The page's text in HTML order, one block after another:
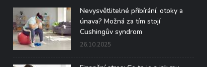
Nevysvětlitelné přibírání, otoky a
únava? Možná za tím stojí
Cushingův syndrom
26.10.2025